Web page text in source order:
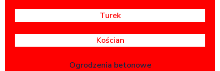
Turek
Kościan
Ogrodzenia betonowe